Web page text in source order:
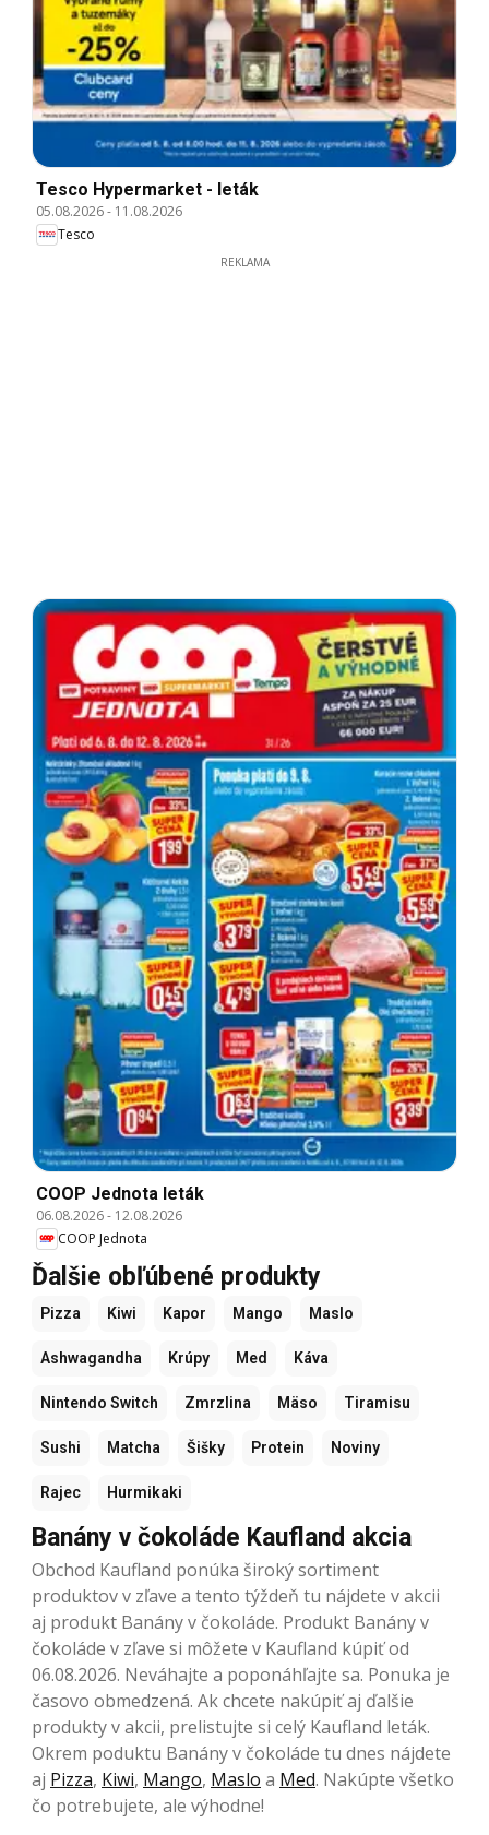
Tesco Hypermarket - leták
05.08.2026- 11.08.2026
Tesco
REKLAMA
COOP Jednota leták
06.08.2026- 12.08.2026
COOP Jednota
Ďalšie obľúbené produkty
Pizza Kiwi Kapor Mango Maslo
Ashwagandha Krúpy Med Káva
Nintendo Switch Zmrzlina Mäso Tiramisu
Sushi Matcha Šišky Protein Noviny
Rajec Hurmikaki
Banány v čokoláde Kaufland akcia
Obchod Kaufland ponúka široký sortiment
produktov v zľave a tento týždeň tu nájdete v akcii
aj produkt Banány v čokoláde. Produkt Banány v
čokoláde v zľave si môžete v Kaufland kúpiť od
06.08.2026. Neváhajte a poponáhľajte sa. Ponuka je
časovo obmedzená. Ak chcete nakúpiť aj ďalšie
produkty v akcii, prelistujte si celý Kaufland leták.
Okrem poduktu Banány v čokoláde tu dnes nájdete
aj Pizza, Kiwi, Mango, Maslo a Med. Nakúpte všetko
čo potrebujete, ale výhodne!